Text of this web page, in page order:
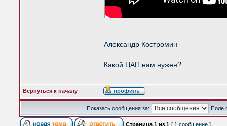
Александр Костромин
Какой ЦАП нам нужен?
Вернуться к началу
Показать сообщения за: Поле
Страница 1 из 1 [ 1 сообщение ]